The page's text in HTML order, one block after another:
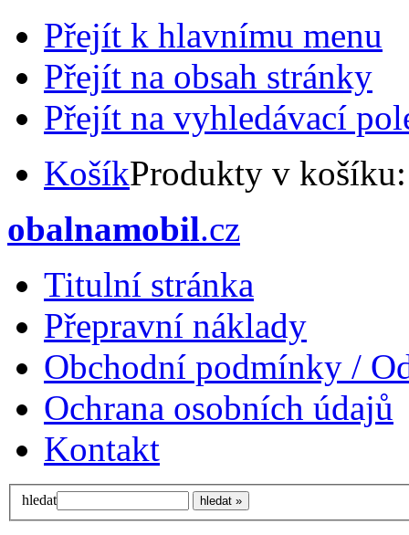
Přejít k hlavnímu menu
Přejít na obsah stránky
Přejít na vyhledávací
KošíkProdukty v
obalnamobil.cz
Titulní stránka
Přepravní náklady
Obchodní podmínky /
Ochrana osobních údajů
Kontakt
hledat